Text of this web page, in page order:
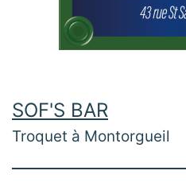
SOF'S BAR
Troquet à Montorgueil